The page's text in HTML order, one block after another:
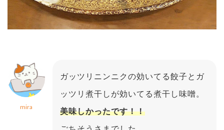
mira
ガッツリニンニクの効いてる餃子とガ
ッツリ煮干しが効いてる煮干し味噌。
美味しかったです！！